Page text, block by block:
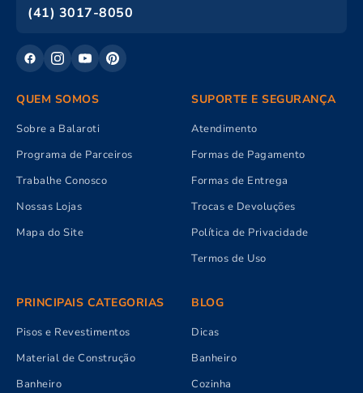
(41) 3017-8050
QUEM SOMOS
Sobre a Balaroti
Programa de Parceiros
Trabalhe Conosco
Nossas Lojas
Mapa do Site
SUPORTE E SEGURANÇA
Atendimento
Formas de Pagamento
Formas de Entrega
Trocas e Devoluções
Política de Privacidade
Termos de Uso
PRINCIPAIS CATEGORIAS
Pisos e Revestimentos
Material de Construção
Banheiro
BLOG
Dicas
Banheiro
Cozinha